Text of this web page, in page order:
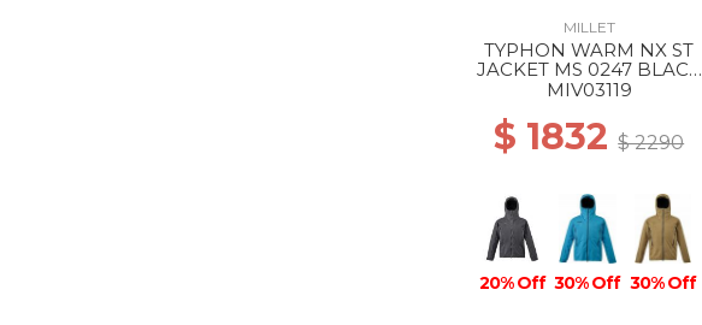
MILLET
TYPHON WARM NX ST
JACKET MS 0247 BLACK
- NOIR
MIV03119
$ 1832$ 2290
20% Off 30% Off 30% Off